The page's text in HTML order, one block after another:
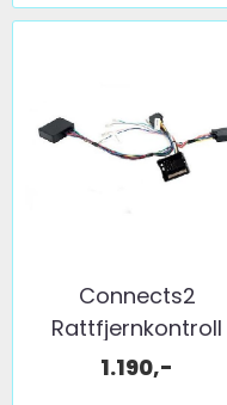
Connects2
Rattfjernkontroll
interface ...
1.190,-